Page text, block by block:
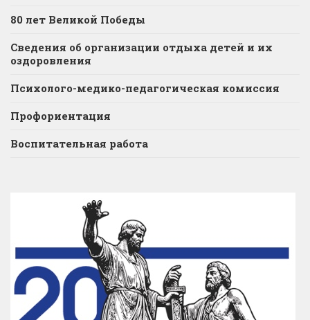
80 лет Великой Победы
Сведения об организации отдыха детей и их
оздоровления
Психолого-медико-педагогическая комиссия
Профориентация
Воспитательная работа